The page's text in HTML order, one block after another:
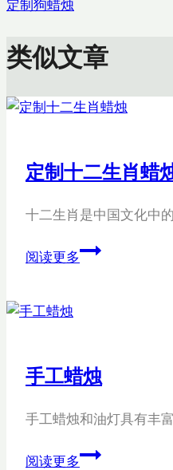
导
航
定制狗蜡烛
类似文章
定制十二生肖蜡
十二生肖是中国文化中
阅读更多定
蜡
手工蜡烛
手工蜡烛和油灯具有丰
阅读更多手